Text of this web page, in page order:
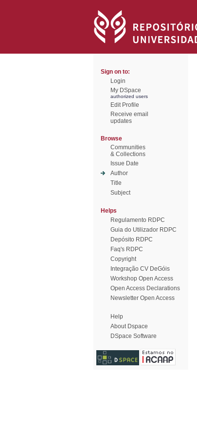
Sign on to:
Login
My DSpace
authorized users
Edit Profile
Receive email
updates
Browse
Communities
& Collections
Issue Date
Author
Title
Subject
Helps
Regulamento RDPC
Guia do Utilizador RDPC
Depósito RDPC
Faq's RDPC
Copyright
Integração CV DeGóis
Workshop Open Access
Open Access Declarations
Newsletter Open Access
Help
About Dspace
DSpace Software